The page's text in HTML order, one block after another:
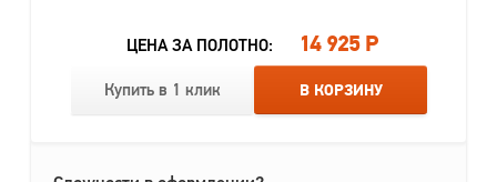
ЦЕНА ЗА ПОЛОТНО: 14 925 Р
Купить в 1 клик В КОРЗИНУ